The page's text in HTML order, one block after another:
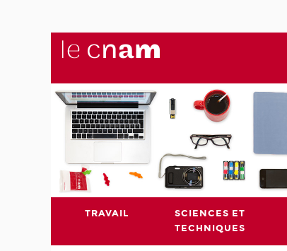
TRAVAIL
SCIENCES ET
TECHNIQUES